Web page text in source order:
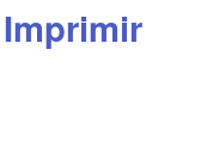
Imprimir